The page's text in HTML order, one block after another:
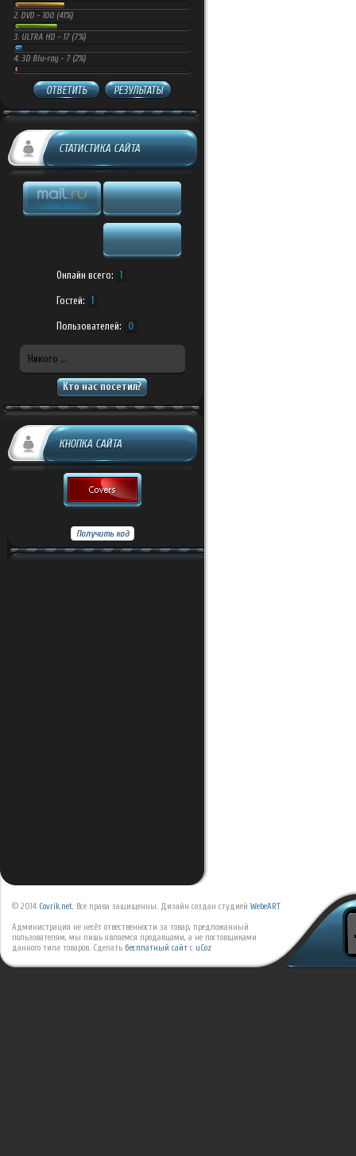
2. DVD - 100 (41%)
3. ULTRA HD - 17 (7%)
4. 3D Blu-ray - 7 (2%)
ОТВЕТИТЬ РЕЗУЛЬТАТЫ
СТАТИСТИКА САЙТА
Онлайн всего: 1
Гостей: 1
Пользователей: 0
Никого ...
Кто нас посетил?
КНОПКА САЙТА
© 2014 Covrik.net. Все права защищенны. Дизайн создан студией WebeART
Администрация не несёт отвественности за товар, предложанный
пользователям, мы лишь являемся продавцами, а не постовщиками
данного типа товаров. Сделать бесплатный сайт с uCoz